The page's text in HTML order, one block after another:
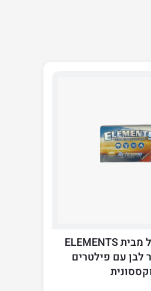
ניירות גלגול מבית ELEMENTS
לבן עם פילטרים
וקססונית